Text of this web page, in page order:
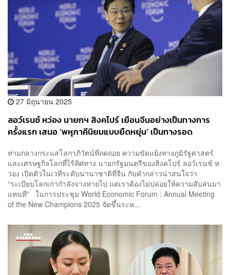
27 มิถุนายน 2025
ลอว์เรนซ์ หว่อง นายกฯ สิงคโปร์ เยือนจีนอย่างเป็นทางการ
ครั้งแรก เสนอ ‘พหุภาคีนิยมแบบยืดหยุ่น’ เป็นทางรอด
ท่ามกลางกระแสโลกาภิวัตน์ที่ถดถอย ความขัดแย้งทางภูมิรัฐศาสตร์
และเศรษฐกิจโลกที่ไร้ทิศทาง นายกรัฐมนตรีของสิงคโปร์ ลอว์เรนซ์ ห
ว่อง เปิดตัวในเวทีระดับนานาชาติที่จีน กับคำกล่าวน่าสนใจว่า
“ระเบียบโลกเก่ากำลังจางหายไป แต่เราต้องไม่ปล่อยให้ความสับสนมา
แทนที่” ในการประชุม World Economic Forum : Annual Meeting
of the New Champions 2025 จัดขึ้นระห...